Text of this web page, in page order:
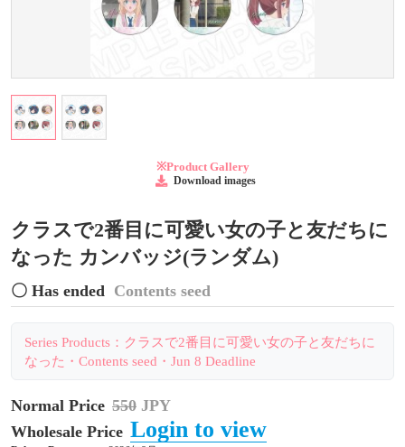
※Product Gallery
Download images
クラスで2番目に可愛い女の子と友だちに
なった カンバッジ(ランダム)
〇 Has ended Contents seed
Series Products：クラスで2番目に可愛い女の子と友だちに
なった・Contents seed・Jun 8 Deadline
Normal Price 550 JPY
Wholesale Price Login to view